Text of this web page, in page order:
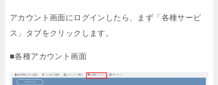
アカウント画面にログインしたら、まず「各種サービ
ス」タブをクリックします。
■各種アカウント画面